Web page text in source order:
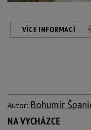
VÍCE INFORMACÍ
Autor: Bohumír
NA VYCHÁZCE